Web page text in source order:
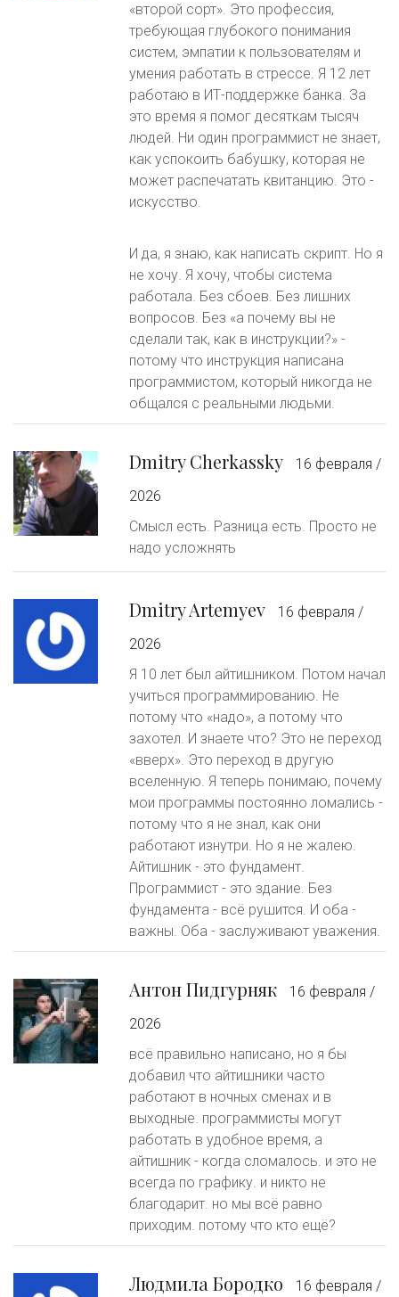
«второй сорт». Это профессия,
требующая глубокого понимания
систем, эмпатии к пользователям и
умения работать в стрессе. Я 12 лет
работаю в ИТ-поддержке банка. За
это время я помог десяткам тысяч
людей. Ни один программист не знает,
как успокоить бабушку, которая не
может распечатать квитанцию. Это -
искусство.
И да, я знаю, как написать скрипт. Но я
не хочу. Я хочу, чтобы система
работала. Без сбоев. Без лишних
вопросов. Без «а почему вы не
сделали так, как в инструкции?» -
потому что инструкция написана
программистом, который никогда не
общался с реальными людьми.
Dmitry Cherkassky
16 февраля /
2026
Смысл есть. Разница есть. Просто не
надо усложнять
Dmitry Artemyev
16 февраля /
2026
Я 10 лет был айтишником. Потом начал
учиться программированию. Не
потому что «надо», а потому что
захотел. И знаете что? Это не переход
«вверх». Это переход в другую
вселенную. Я теперь понимаю, почему
мои программы постоянно ломались -
потому что я не знал, как они
работают изнутри. Но я не жалею.
Айтишник - это фундамент.
Программист - это здание. Без
фундамента - всё рушится. И оба -
важны. Оба - заслуживают уважения.
Антон Пидгурняк
16 февраля /
2026
всё правильно написано, но я бы
добавил что айтишники часто
работают в ночных сменах и в
выходные. программисты могут
работать в удобное время, а
айтишник - когда сломалось. и это не
всегда по графику. и никто не
благодарит. но мы всё равно
приходим. потому что кто ещё?
Людмила Бородко
16 февраля /